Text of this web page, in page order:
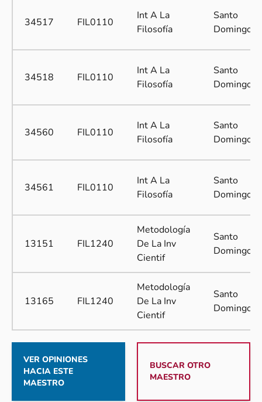
34517 FIL0110
Int A La
Filosofía
Santo
Domingo
34518 FIL0110
Int A La
Filosofía
Santo
Domingo
34560 FIL0110
Int A La
Filosofía
Santo
Domingo
34561 FIL0110
Int A La
Filosofía
Santo
Domingo
13151 FIL1240
Metodología
De La Inv
Cientif
Santo
Domingo
13165 FIL1240
Metodología
De La Inv
Cientif
Santo
Domingo
VER OPINIONES
HACIA ESTE
MAESTRO
BUSCAR OTRO
MAESTRO